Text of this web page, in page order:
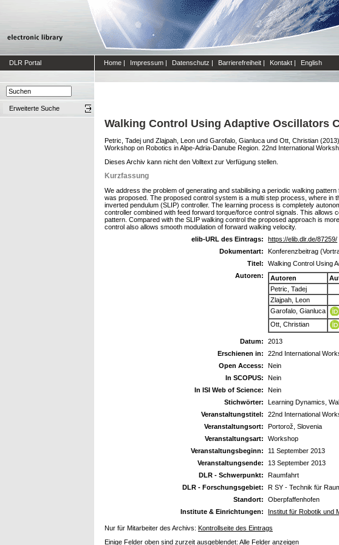
DLR Portal Home | Impressum | Datenschutz | Barrierefreiheit | Kontakt | English
Erweiterte Suche
Walking Control Using Adaptive Oscillators
Petric, Tadej und Zlajpah, Leon und Garofalo, Gianluca und Ott, Christian (2013)
Workshop on Robotics in Alpe-Adria-Danube Region. 22nd International
Dieses Archiv kann nicht den Volltext zur Verfügung stellen.
Kurzfassung
We address the problem of generating and stabilising a periodic walking
was proposed. The proposed control system is a multi step process, where in
inverted pendulum (SLIP) controller. The learning process is completely
controller combined with feed forward torque/force control signals. This allows
pattern. Compared with the SLIP walking control the proposed approach is
control also allows smooth modulation of forward walking velocity.
elib-URL des Eintrags:
https://elib.dlr.de/87259/
Dokumentart:
Konferenzbeitrag
Titel:
Walking Control Using
Autoren:
Autoren
Petric, Tadej
Zlajpah, Leon
Garofalo, Gianluca
Ott, Christian
Datum:
2013
Erschienen in:
22nd International
Open Access:
Nein
In SCOPUS:
Nein
In ISI Web of Science:
Nein
Stichwörter:
Learning Dynamics,
Veranstaltungstitel:
22nd International
Veranstaltungsort:
Portorož, Slovenia
Veranstaltungsart:
Workshop
Veranstaltungsbeginn:
11 September 2013
Veranstaltungsende:
13 September 2013
DLR - Schwerpunkt:
Raumfahrt
DLR - Forschungsgebiet:
R SY - Technik für
Standort:
Oberpfaffenhofen
Institute & Einrichtungen:
Institut für Robotik und
Nur für Mitarbeiter des Archivs: Kontrollseite des Eintrags
Einige Felder oben sind zurzeit ausgeblendet: Alle Felder anzeigen